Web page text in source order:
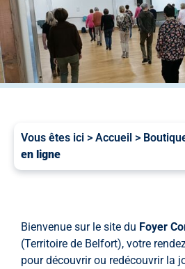
Vous êtes ici > Accueil >
en ligne
Bienvenue sur le site du Foyer
(Territoire de Belfort), votre
pour découvrir ou redécouvrir la